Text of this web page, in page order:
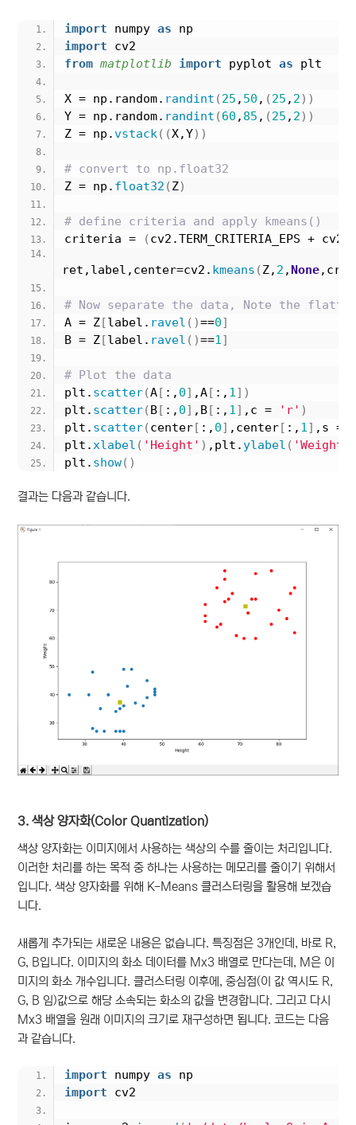
import numpy as np
import cv2
from matplotlib import pyplot as plt
X = np.random. randint (25 , 50 , (25 , 2))
Y = np.random. randint (60 , 85 , (25 , 2))
Z = np.vstack((X,Y))
# convert to np.float32
Z = np. float32 (Z)
# define criteria and apply kmeans()
criteria =
(cv2.TERM_CRITERIA_EPS +
ret,label,center=cv2. kmeans (Z, 2 ,None
# Now separate the data, Note the
A = Z[label. ravel ()==0]
B = Z[label. ravel ()==1]
# Plot the data
plt. scatter(A[ :, 0] ,A[ :, 1])
plt. scatter(B[ :, 0] ,B[ :, 1] ,c = 'r' )
plt. scatter(center[ :, 0] ,center[ :, 1] ,s =
plt.xlabel ( 'Height' ) ,plt. ylabel ( 'Weight'
plt. show()
결과는 다음과 같습니다.
3. 색상 양자화(Color Quantization)
색상 양자화는 이미지에서 사용하는 색상의 수를 줄이는 처리입니다.
이러한 처리를 하는 목적 중 하나는 사용하는 메모리를 줄이기 위해서
입니다. 색상 양자화를 위해 K-Means 클러스터링을 활용해 보겠습
니다.
새롭게 추가되는 새로운 내용은 없습니다. 특징점은 3개인데, 바로 R,
G, B입니다. 이미지의 화소 데이터를 Mx3 배열로 만다는데, M은 이
미지의 화소 개수입니다. 클러스터링 이후에, 중심점(이 값 역시도 R,
G, B 임)값으로 해당 소속되는 화소의 값을 변경합니다. 그리고 다시
Mx3 배열을 원래 이미지의 크기로 재구성하면 됩니다. 코드는 다음
과 같습니다.
import numpy as np
import cv2